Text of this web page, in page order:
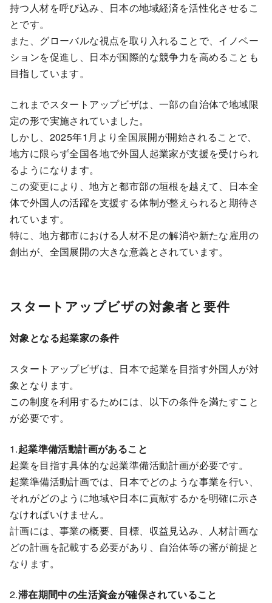
持つ人材を呼び込み、日本の地域経済を活性化させるこ
とです。
また、グローバルな視点を取り入れることで、イノベー
ションを促進し、日本が国際的な競争力を高めることも
目指しています。
これまでスタートアップビザは、一部の自治体で地域限
定の形で実施されていました。
しかし、2025年1月より全国展開が開始されることで、
地方に限らず全国各地で外国人起業家が支援を受けられ
るようになります。
この変更により、地方と都市部の垣根を越えて、日本全
体で外国人の活躍を支援する体制が整えられると期待さ
れています。
特に、地方都市における人材不足の解消や新たな雇用の
創出が、全国展開の大きな意義とされています。
スタートアップビザの対象者と要件
対象となる起業家の条件
スタートアップビザは、日本で起業を目指す外国人が対
象となります。
この制度を利用するためには、以下の条件を満たすこと
が必要です。
1.起業準備活動計画があること
起業を目指す具体的な起業準備活動計画が必要です。
起業準備活動計画では、日本でどのような事業を行い、
それがどのように地域や日本に貢献するかを明確に示さ
なければいけません。
計画には、事業の概要、目標、収益見込み、人材計画な
どの計画を記載する必要があり、自治体等の審が前提と
なります。
2.滞在期間中の生活資金が確保されていること